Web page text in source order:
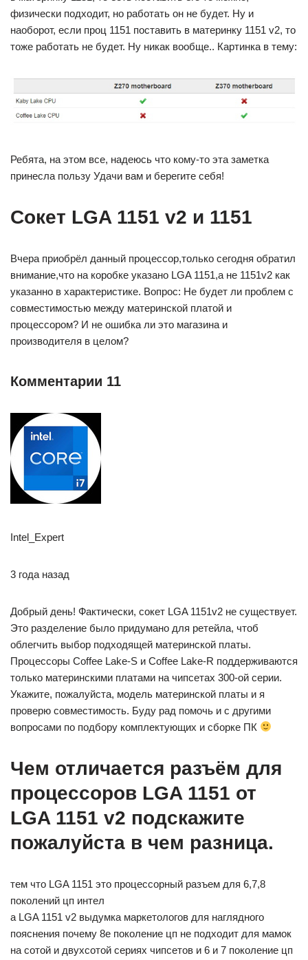
физически подходит, но работать он не будет. Ну и
наоборот, если проц 1151 поставить в материнку 1151 v2, то
тоже работать не будет. Ну никак вообще.. Картинка в тему:
Ребята, на этом все, надеюсь что кому-то эта заметка
принесла пользу Удачи вам и берегите себя!
Сокет LGA 1151 v2 и 1151
Вчера приобрёл данный процессор,только сегодня обратил
внимание,что на коробке указано LGA 1151,а не 1151v2 как
указанно в характеристике. Вопрос: Не будет ли проблем с
совместимостью между материнской платой и
процессором? И не ошибка ли это магазина и
производителя в целом?
Комментарии 11
Intel_Expert
3 года назад
Добрый день! Фактически, сокет LGA 1151v2 не существует.
Это разделение было придумано для ретейла, чтоб
облегчить выбор подходящей материнской платы.
Процессоры Coffee Lake-S и Coffee Lake-R поддерживаются
только материнскими платами на чипсетах 300-ой серии.
Укажите, пожалуйста, модель материнской платы и я
проверю совместимость. Буду рад помочь и с другими
вопросами по подбору комплектующих и сборке ПК
Чем отличается разъём для
процессоров LGA 1151 от
LGA 1151 v2 подскажите
пожалуйста в чем разница.
тем что LGA 1151 это процессорный разъем для 6,7,8
поколений цп интел
а LGA 1151 v2 выдумка маркетологов для наглядного
пояснения почему 8е поколение цп не подходит для мамок
на сотой и двухсотой сериях чипсетов и 6 и 7 поколение цп